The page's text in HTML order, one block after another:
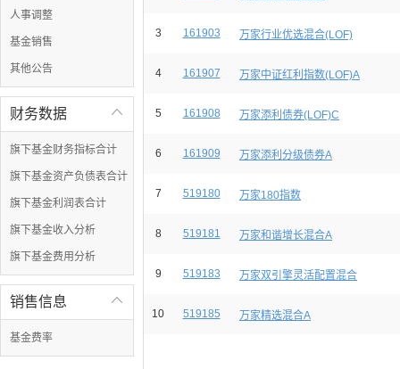
人事调整
基金销售
其他公告

财务数据
旗下基金财务指标合计
旗下基金资产负债表合计
旗下基金利润表合计
旗下基金收入分析
旗下基金费用分析

销售信息
基金费率
3 161903 万家行业优选混合(LOF)
4 161907 万家中证红利指数(LOF)A
5 161908 万家添利债券(LOF)C
6 161909 万家添利分级债券A
7 519180 万家180指数
8 519181 万家和谐增长混合A
9 519183 万家双引擎灵活配置混合
10 519185 万家精选混合A